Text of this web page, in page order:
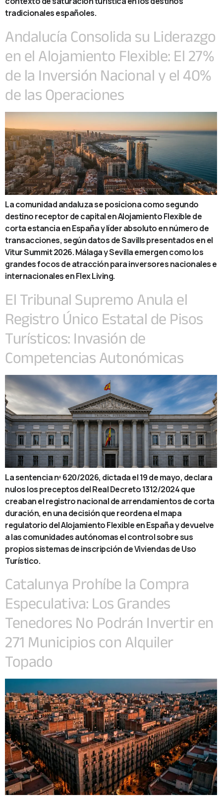
tradicionales españoles.
Andalucía Consolida su Liderazgo
en el Alojamiento Flexible: El 27%
de la Inversión Nacional y el 40%
de las Operaciones
La comunidad andaluza se posiciona como segundo
destino receptor de capital en Alojamiento Flexible de
corta estancia en España y líder absoluto en número de
transacciones, según datos de Savills presentados en el
Vitur Summit 2026. Málaga y Sevilla emergen como los
grandes focos de atracción para inversores nacionales e
internacionales en Flex Living.
El Tribunal Supremo Anula el
Registro Único Estatal de Pisos
Turísticos: Invasión de
Competencias Autonómicas
La sentencia nº 620/2026, dictada el 19 de mayo, declara
nulos los preceptos del Real Decreto 1312/2024 que
creaban el registro nacional de arrendamientos de corta
duración, en una decisión que reordena el mapa
regulatorio del Alojamiento Flexible en España y devuelve
a las comunidades autónomas el control sobre sus
propios sistemas de inscripción de Viviendas de Uso
Turístico.
Catalunya Prohíbe la Compra
Especulativa: Los Grandes
Tenedores No Podrán Invertir en
271 Municipios con Alquiler
Topado